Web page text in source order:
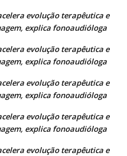
evolução terapêutica e
explica fonoaudióloga
evolução terapêutica e
explica fonoaudióloga
evolução terapêutica e
explica fonoaudióloga
evolução terapêutica e
explica fonoaudióloga
evolução terapêutica e